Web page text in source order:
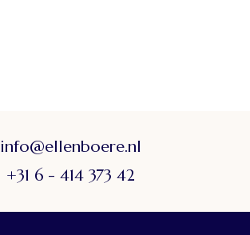
info@ellenboere.nl
+31 6 - 414 373 42